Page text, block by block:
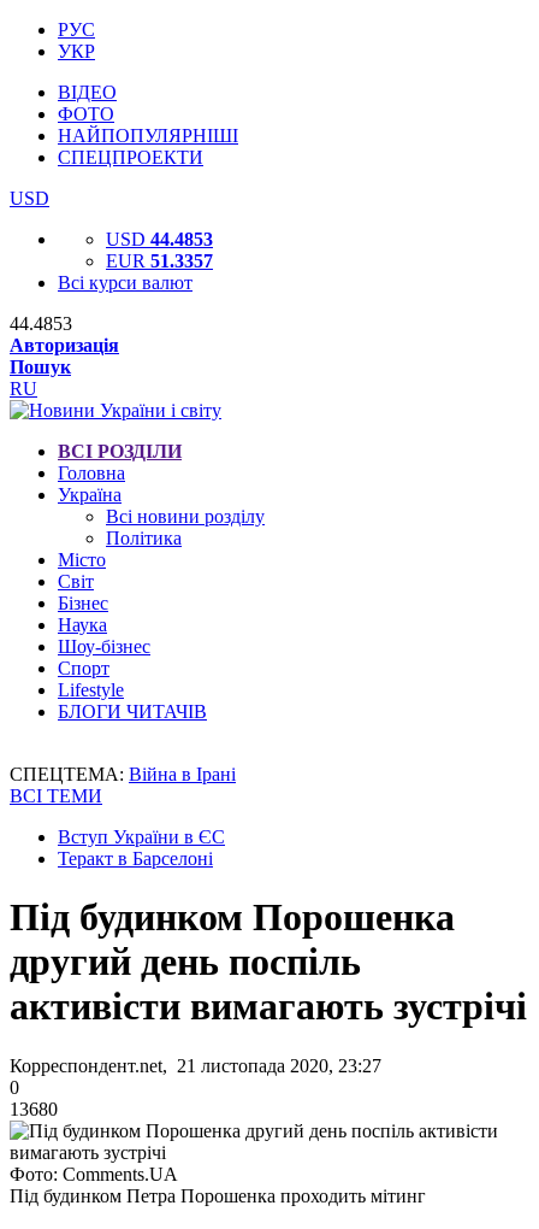
РУС
УКР
ВІДЕО
ФОТО
НАЙПОПУЛЯРНІШІ
СПЕЦПРОЕКТИ
USD
USD 44.4853
EUR 51.3357
Всі курси валют
44.4853
Авторизація
Пошук
RU
ВСІ РОЗДІЛИ
Головна
Україна
Всі новини розділу
Політика
Місто
Світ
Бізнес
Наука
Шоу-бізнес
Спорт
Lifestyle
БЛОГИ ЧИТАЧІВ
СПЕЦТЕМА: Війна в Ірані
ВСІ ТЕМИ
Вступ України в ЄС
Теракт в Барселоні
Під будинком Порошенка
другий день поспіль
активісти вимагають зустрічі
Корреспондент.net, 21 листопада 2020, 23:27
0
13680
Фото: Comments.UA
Під будинком Петра Порошенка проходить мітинг